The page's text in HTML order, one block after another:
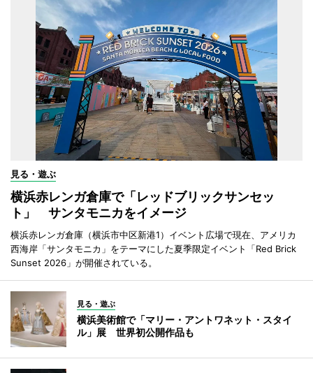
見る・遊ぶ
横浜赤レンガ倉庫で「レッドブリックサンセッ
ト」 サンタモニカをイメージ
横浜赤レンガ倉庫（横浜市中区新港1）イベント広場で現在、アメリカ
西海岸「サンタモニカ」をテーマにした夏季限定イベント「Red Brick
Sunset 2026」が開催されている。
見る・遊ぶ
横浜美術館で「マリー・アントワネット・スタイ
ル」展 世界初公開作品も